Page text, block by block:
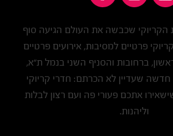
הקריוקי שכבשה את העולם הגיעה סוף
פרטיים למסיבות, אירועים פרטיים
ברחובות והסניף השני בנמל ת"א,
חדשה שעדיין לא הכרתם: חדרי קריוקי
אתכם פעורי פה ועם רצון לבלות
וליהנות.